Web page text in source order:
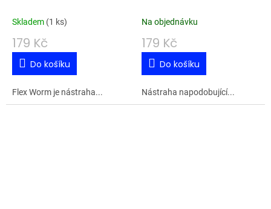
000 - Sýr
Skladem (1 ks)
179 Kč
Do košíku
Flex Worm je nástraha...
Na objednávku
179 Kč
Do košíku
Nástraha napodobující...